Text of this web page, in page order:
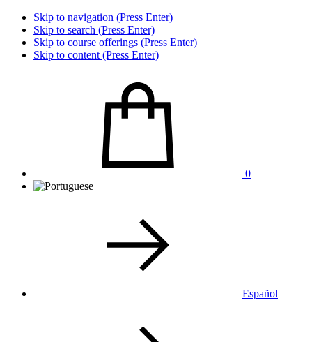
Skip to navigation (Press Enter)
Skip to search (Press Enter)
Skip to course offerings (Press Enter)
Skip to content (Press Enter)
0
Español